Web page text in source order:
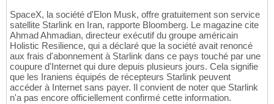
SpaceX, la société d'Elon Musk, offre gratuitement son service
satellite Starlink en Iran, rapporte Bloomberg. Le magazine cite
Ahmad Ahmadian, directeur exécutif du groupe américain
Holistic Resilience, qui a déclaré que la société avait renoncé
aux frais d'abonnement à Starlink dans ce pays touché par une
coupure d'Internet qui dure depuis plusieurs jours. Cela signifie
que les Iraniens équipés de récepteurs Starlink peuvent
accéder à Internet sans payer. Il convient de noter que Starlink
n'a pas encore officiellement confirmé cette information.